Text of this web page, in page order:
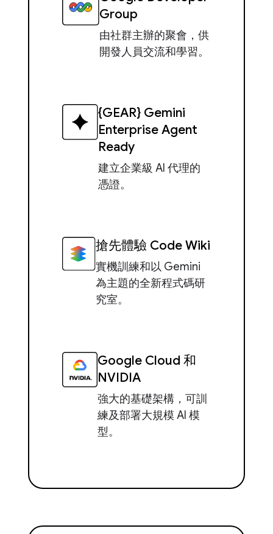
Group
由社群主辦的聚會，供
開發人員交流和學習。
{GEAR} Gemini
Enterprise Agent
Ready
建立企業級 AI 代理的
憑證。
搶先體驗 Code Wiki
實機訓練和以 Gemini
為主題的全新程式碼研
究室。
Google Cloud 和
NVIDIA
強大的基礎架構，可訓
練及部署大規模 AI 模
型。